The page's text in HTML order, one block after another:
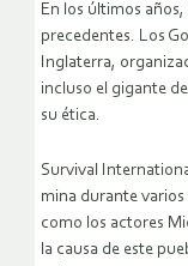
En los últimos
precedentes. Los
Inglaterra,
incluso el gigante
su ética.
Survival
mina durante varios
como los actores
la causa de este